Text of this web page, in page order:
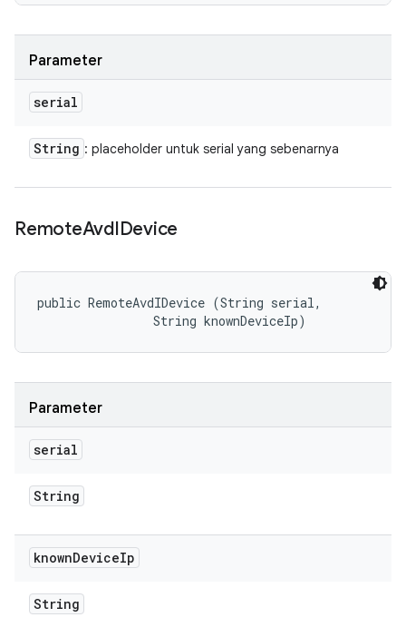
Parameter
serial
String : placeholder untuk serial yang sebenarnya
RemoteAvdIDevice
public RemoteAvdIDevice (String serial,
                String knownDeviceIp)
Parameter
serial
String
knownDeviceIp
String